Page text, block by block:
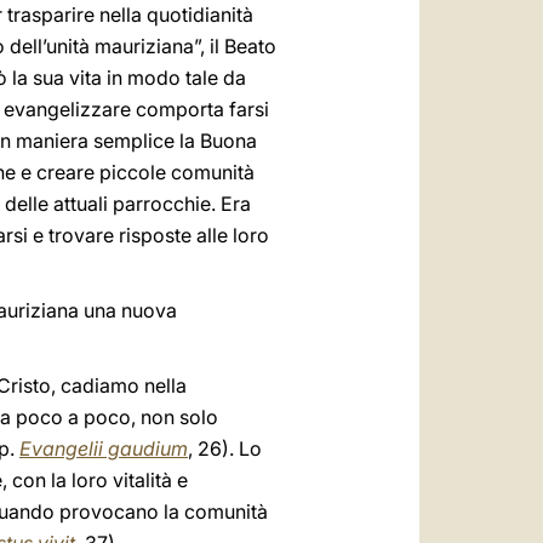
trasparire nella quotidianità
mauriziana”, il Beato
la sua vita in modo tale da
evangelizzare comporta farsi
maniera semplice la Buona
e creare piccole comunità
attuali parrocchie. Era
e trovare risposte alle loro
una nuova
cadiamo nella
poco a poco, non solo
Evangelii gaudium, 26). Lo
con la loro vitalità e
provocano la comunità